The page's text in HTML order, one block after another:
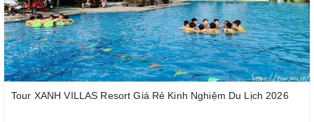
Tour XANH VILLAS Resort Giá Rẻ Kinh Nghiệm Du Lịch 2026